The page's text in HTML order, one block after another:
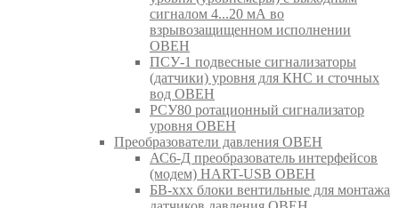
сигналом 4...20 мА во
взрывозащищенном исполнении
ОВЕН
ПСУ-1 подвесные сигнализаторы
(датчики) уровня для КНС и сточных
вод ОВЕН
РСУ80 ротационный сигнализатор
уровня ОВЕН
Преобразователи давления ОВЕН
АС6-Д преобразователь интерфейсов
(модем) HART-USB ОВЕН
БВ-ххх блоки вентильные для монтажа